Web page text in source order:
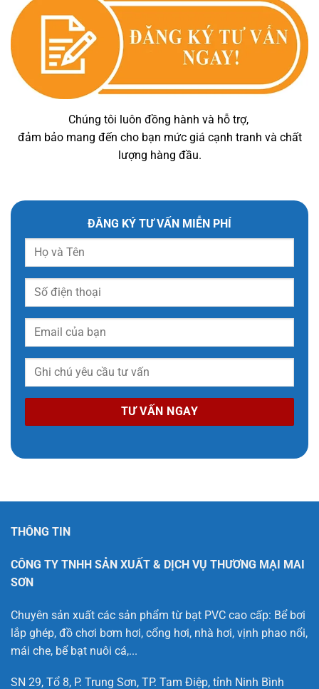
Chúng tôi luôn đồng hành và hỗ trợ,
đảm bảo mang đến cho bạn mức giá cạnh tranh và chất
lượng hàng đầu.
ĐĂNG KÝ TƯ VẤN MIỄN PHÍ
THÔNG TIN
CÔNG TY TNHH SẢN XUẤT & DỊCH VỤ THƯƠNG MẠI MAI
SƠN
Chuyên sản xuất các sản phẩm từ bạt PVC cao cấp: Bể bơi
lắp ghép, đồ chơi bơm hơi, cổng hơi, nhà hơi, vịnh phao nổi,
mái che, bể bạt nuôi cá,...
SN 29, Tổ 8, P. Trung Sơn, TP. Tam Điệp, tỉnh Ninh Bình